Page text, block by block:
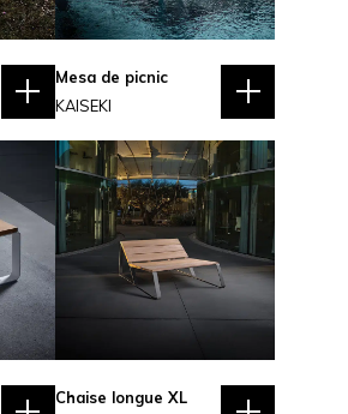
Mesa de picnic
KAISEKI
Chaise longue XL